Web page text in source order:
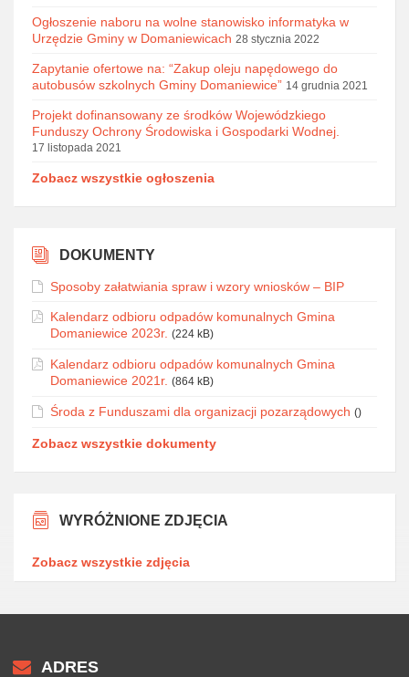
Ogłoszenie naboru na wolne stanowisko informatyka w
Urzędzie Gminy w Domaniewicach 28 stycznia 2022
Zapytanie ofertowe na: “Zakup oleju napędowego do
autobusów szkolnych Gminy Domaniewice” 14 grudnia 2021
Projekt dofinansowany ze środków Wojewódzkiego
Funduszy Ochrony Środowiska i Gospodarki Wodnej.
17 listopada 2021
Zobacz wszystkie ogłoszenia
DOKUMENTY
Sposoby załatwiania spraw i wzory wniosków – BIP
Kalendarz odbioru odpadów komunalnych Gmina
Domaniewice 2023r. (224 kB)
Kalendarz odbioru odpadów komunalnych Gmina
Domaniewice 2021r. (864 kB)
Środa z Funduszami dla organizacji pozarządowych ()
Zobacz wszystkie dokumenty
WYRÓŻNIONE ZDJĘCIA
Zobacz wszystkie zdjęcia
ADRES